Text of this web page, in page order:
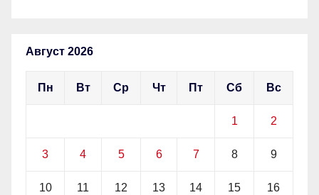
Август 2026
Пн Вт Ср Чт Пт Сб Вс
1 2
3 4 5 6 7 8 9
10 11 12 13 14 15 16